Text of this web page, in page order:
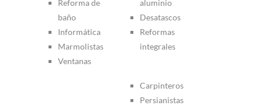
Reforma de
baño
Informática
Marmolistas
Ventanas
aluminio
Desatascos
Reformas
integrales
Carpinteros
Persianistas